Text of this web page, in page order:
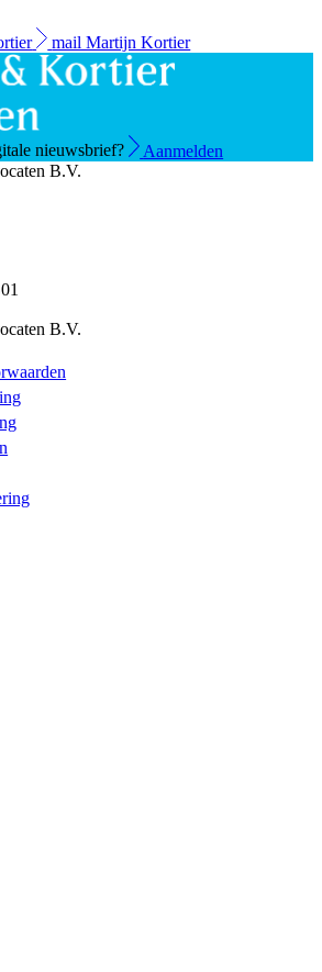
mail Martijn Kortier
nieuwsbrief?
Aanmelden
B.V.
B.V.